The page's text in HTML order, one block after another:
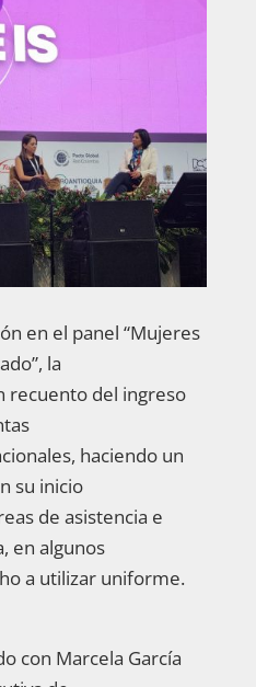
en el panel “Mujeres
la
recuento del ingreso
haciendo un
su inicio
de asistencia e
en algunos
a utilizar uniforme.
con Marcela García